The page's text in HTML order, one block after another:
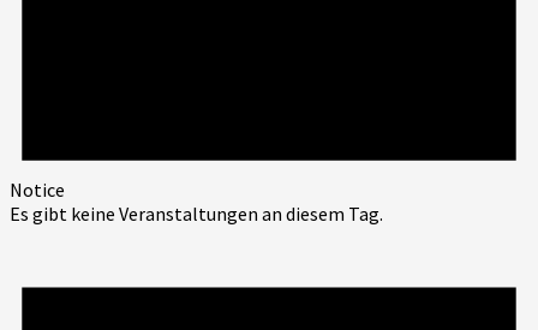
Notice
Es gibt keine Veranstaltungen an diesem Tag.